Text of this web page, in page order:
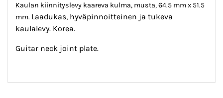
Kaulan kiinnityslevy kaareva kulma, musta, 64.5 mm x 51.5
mm. Laadukas, hyväpinnoitteinen ja tukeva
kaulalevy. Korea.
Guitar neck joint plate.